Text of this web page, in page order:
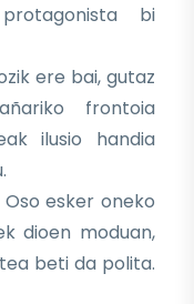
protagonista bi
ere bai, gutaz
frontoia
ilusio handia
Oso esker oneko
dioen moduan,
beti da polita.